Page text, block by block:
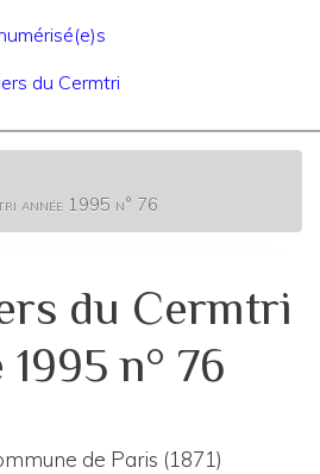
du Cermtri
année 1995 n° 76
du Cermtri
1995 n° 76
de Paris (1871)